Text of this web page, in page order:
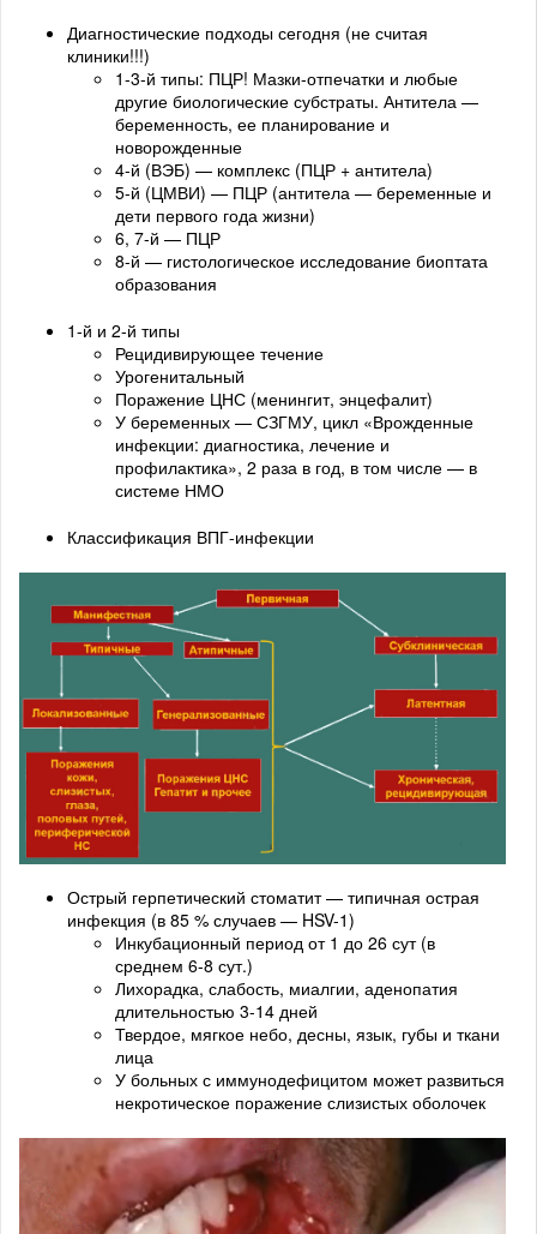
Диагностические подходы сегодня (не считая
клиники!!!)
1-3-й типы: ПЦР! Мазки-отпечатки и любые
другие биологические субстраты. Антитела —
беременность, ее планирование и
новорожденные
4-й (ВЭБ) — комплекс (ПЦР + антитела)
5-й (ЦМВИ) — ПЦР (антитела — беременные и
дети первого года жизни)
6, 7-й — ПЦР
8-й — гистологическое исследование биоптата
образования
1-й и 2-й типы
Рецидивирующее течение
Урогенитальный
Поражение ЦНС (менингит, энцефалит)
У беременных — СЗГМУ, цикл «Врожденные
инфекции: диагностика, лечение и
профилактика», 2 раза в год, в том числе — в
системе НМО
Классификация ВПГ-инфекции
Острый герпетический стоматит — типичная острая
инфекция (в 85 % случаев — HSV-1)
Инкубационный период от 1 до 26 сут (в
среднем 6-8 сут.)
Лихорадка, слабость, миалгии, аденопатия
длительностью 3-14 дней
Твердое, мягкое небо, десны, язык, губы и ткани
лица
У больных с иммунодефицитом может развиться
некротическое поражение слизистых оболочек